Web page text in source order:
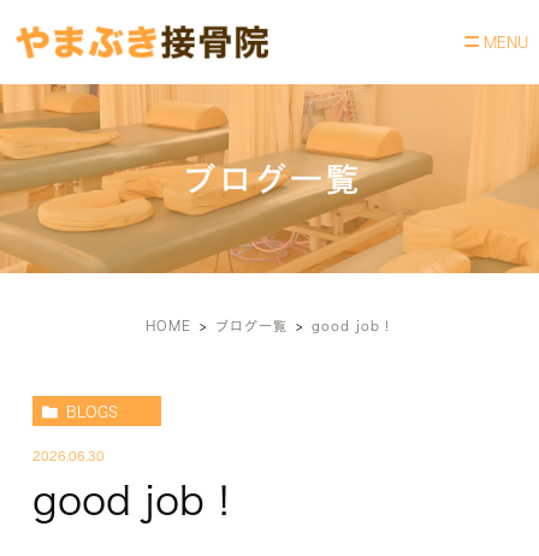
ブログ一覧
HOME ブログ一覧 good job！
BLOGS
2026.06.30
good job！